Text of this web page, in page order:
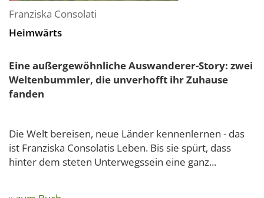
Franziska Consolati
Heimwärts
Eine außergewöhnliche Auswanderer-Story: zwei
Weltenbummler, die unverhofft ihr Zuhause
fanden
Die Welt bereisen, neue Länder kennenlernen - das
ist Franziska Consolatis Leben. Bis sie spürt, dass
hinter dem steten Unterwegssein eine ganz...